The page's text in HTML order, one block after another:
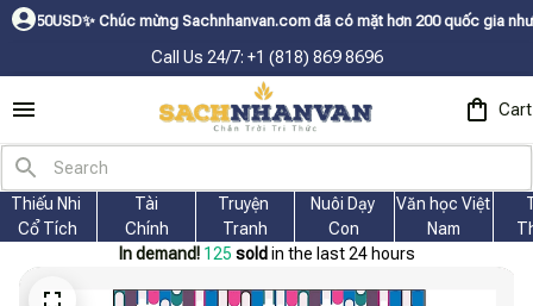
Chúc mừng Sachnhanvan.com đã có mặt hơn 200 quốc gia như Mỹ,
Call Us 24/7: +1 (818) 869 8696
Cart
Thiếu Nhi
Cổ Tích
Tài
Chính
Truyện
Tranh
Nuôi Dạy
Con
Văn học Việt
Nam
In demand! 125 sold in the last 24 hours